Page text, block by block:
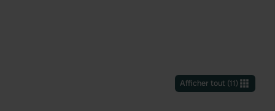
Afficher tout(11)